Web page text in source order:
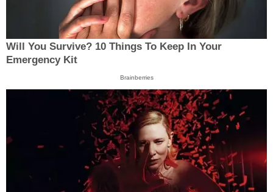
Will You Survive? 10 Things To Keep In Your
Emergency Kit
Brainberries